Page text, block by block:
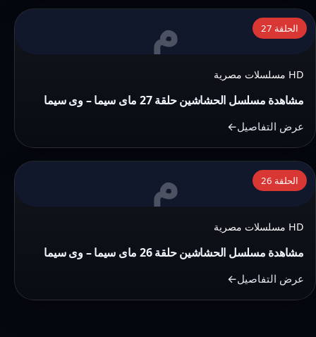
–التفاصيل:
مشاهدة
الحشاشين
حلقة
ماى
–
م الحلقة 27
HD مسلسلات مصرية
مشاهدة مسلسل الحشاشين حلقة 27 ماى سيما – وى سيما
عرض التفاصيل
التفاصيل:
مشاهدة
الحشاشين
حلقة
ماى
م الحلقة 26
HD مسلسلات مصرية
مشاهدة مسلسل الحشاشين حلقة 26 ماى سيما – وى سيما
عرض التفاصيل